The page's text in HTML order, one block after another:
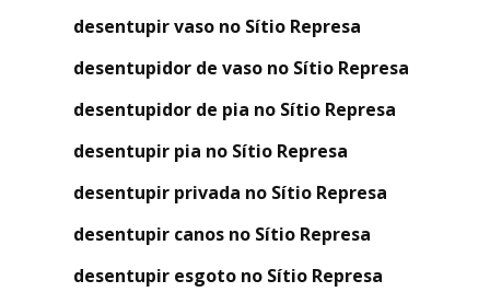
desentupir vaso no Sítio Represa
desentupidor de vaso no Sítio Represa
desentupidor de pia no Sítio Represa
desentupir pia no Sítio Represa
desentupir privada no Sítio Represa
desentupir canos no Sítio Represa
desentupir esgoto no Sítio Represa